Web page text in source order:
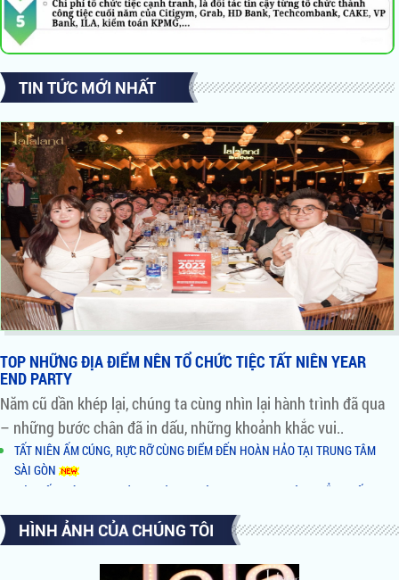
TIN TỨC MỚI NHẤT
TOP NHỮNG ĐỊA ĐIỂM NÊN TỔ CHỨC TIỆC TẤT NIÊN YEAR
END PARTY
Năm cũ dần khép lại, chúng ta cùng nhìn lại hành trình đã qua
– những bước chân đã in dấu, những khoảnh khắc vui..
TẤT NIÊN ẤM CÚNG, RỰC RỠ CÙNG ĐIỂM ĐẾN HOÀN HẢO TẠI TRUNG TÂM
SÀI GÒN
ĐÓN TẤT NIÊN TƯNG BỪNG - CÙNG KHÔNG GIAN VIEW SÔNG ĐẲNG CẤP TẠI
QUẬN 2
NHỮNG LÝ DO NÊN CHỌN TỔ HỢP ẨM THỰC BÌNH KHÁNH BY NIGHT LÀM
AI ĐỨNG SAU TỔ HỢP ĂN UỐNG GIẢI TRÍ XUẤT HIỆN RẦM RỘ TẠI SÀI GÒN
HÌNH ẢNH CỦA CHÚNG TÔI